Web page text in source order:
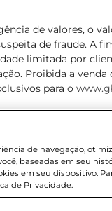
de valores, o
de fraude. A
limitada por
Proibida a venda
para o
de navegação,
baseadas em seu
em seu dispositivo.
de Privacidade.